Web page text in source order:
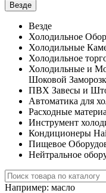
Везде
Везде
Холодильное
Холодильные
Холодильное
Холодильные и
Шоковой
ПВХ Завесы и
Автоматика для
Расходные
Инструмент
Кондиционеры
Пищевое
Нейтральное
Например: масло